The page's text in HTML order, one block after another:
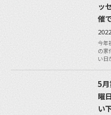
ッ
催
今年
の家
い
5
曜
い